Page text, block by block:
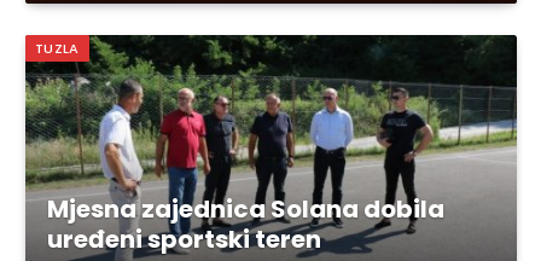
TUZLA
Mjesna zajednica Solana dobila
uređeni sportski teren